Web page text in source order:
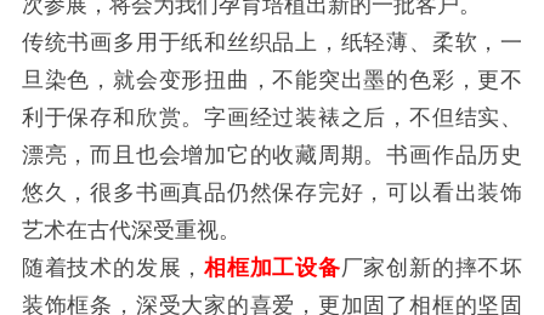
传统书画多用于纸和丝织品上，纸轻薄、柔软，一
旦染色，就会变形扭曲，不能突出墨的色彩，更不
利于保存和欣赏。字画经过装裱之后，不但结实、
漂亮，而且也会增加它的收藏周期。书画作品历史
悠久，很多书画真品仍然保存完好，可以看出装饰
艺术在古代深受重视。
随着技术的发展，相框加工设备厂家创新的摔不坏
装饰框条，深受大家的喜爱，更加固了相框的坚固